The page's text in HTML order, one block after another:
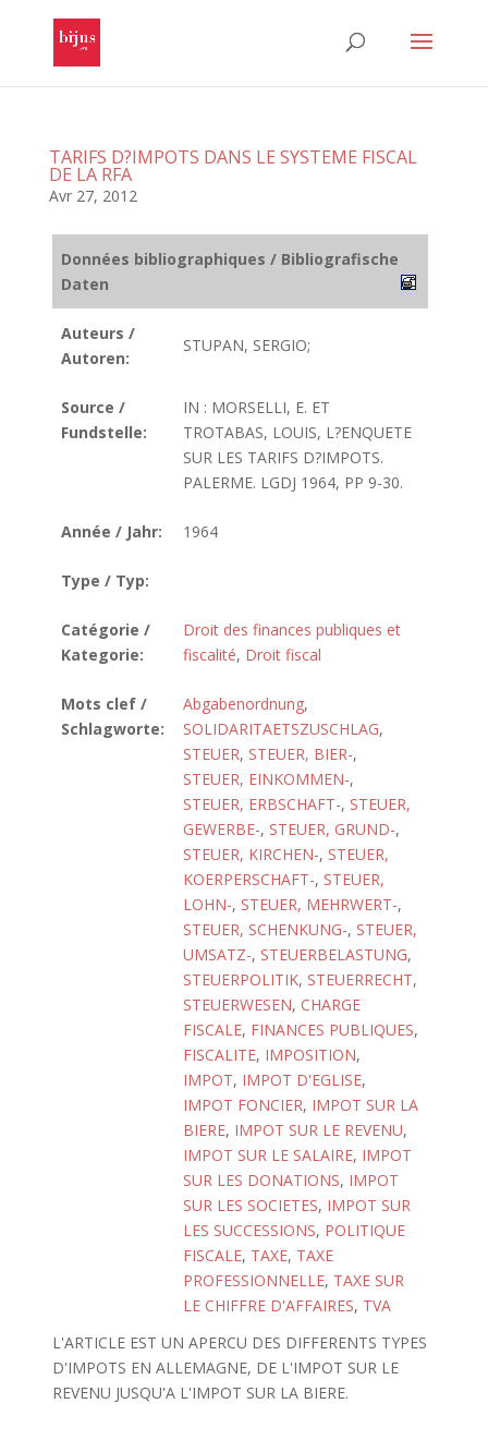
TARIFS D?IMPOTS DANS LE SYSTEME FISCAL
DE LA RFA
Avr 27, 2012
Données bibliographiques / Bibliografische
Daten
Auteurs /
Autoren:
STUPAN, SERGIO;
Source /
Fundstelle:
IN : MORSELLI, E. ET
TROTABAS, LOUIS, L?ENQUETE
SUR LES TARIFS D?IMPOTS.
PALERME. LGDJ 1964, PP 9-30.
Année / Jahr: 1964
Type / Typ:
Catégorie /
Kategorie:
Droit des finances publiques et
fiscalité, Droit fiscal
Mots clef /
Schlagworte:
Abgabenordnung,
SOLIDARITAETSZUSCHLAG,
STEUER, STEUER, BIER-,
STEUER, EINKOMMEN-,
STEUER, ERBSCHAFT-, STEUER,
GEWERBE-, STEUER, GRUND-,
STEUER, KIRCHEN-, STEUER,
KOERPERSCHAFT-, STEUER,
LOHN-, STEUER, MEHRWERT-,
STEUER, SCHENKUNG-, STEUER,
UMSATZ-, STEUERBELASTUNG,
STEUERPOLITIK, STEUERRECHT,
STEUERWESEN, CHARGE
FISCALE, FINANCES PUBLIQUES,
FISCALITE, IMPOSITION,
IMPOT, IMPOT D'EGLISE,
IMPOT FONCIER, IMPOT SUR LA
BIERE, IMPOT SUR LE REVENU,
IMPOT SUR LE SALAIRE, IMPOT
SUR LES DONATIONS, IMPOT
SUR LES SOCIETES, IMPOT SUR
LES SUCCESSIONS, POLITIQUE
FISCALE, TAXE, TAXE
PROFESSIONNELLE, TAXE SUR
LE CHIFFRE D'AFFAIRES, TVA
L'ARTICLE EST UN APERCU DES DIFFERENTS TYPES
D'IMPOTS EN ALLEMAGNE, DE L'IMPOT SUR LE
REVENU JUSQU'A L'IMPOT SUR LA BIERE.